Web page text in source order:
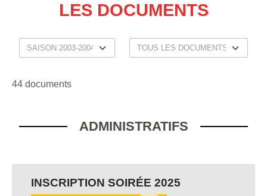
LES DOCUMENTS
44 documents
ADMINISTRATIFS
INSCRIPTION SOIRÉE 2025